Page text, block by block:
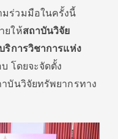
มร่วมมือในครั้งนี้
ยให้สถาบันวิจัย
ริการวิชาการแห่ง
โดยจะจัดตั้ง
บันวิจัยทรัพยากรทาง